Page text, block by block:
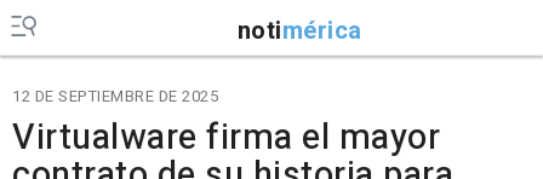
notimérica
12 DE SEPTIEMBRE DE 2025
Virtualware firma el mayor